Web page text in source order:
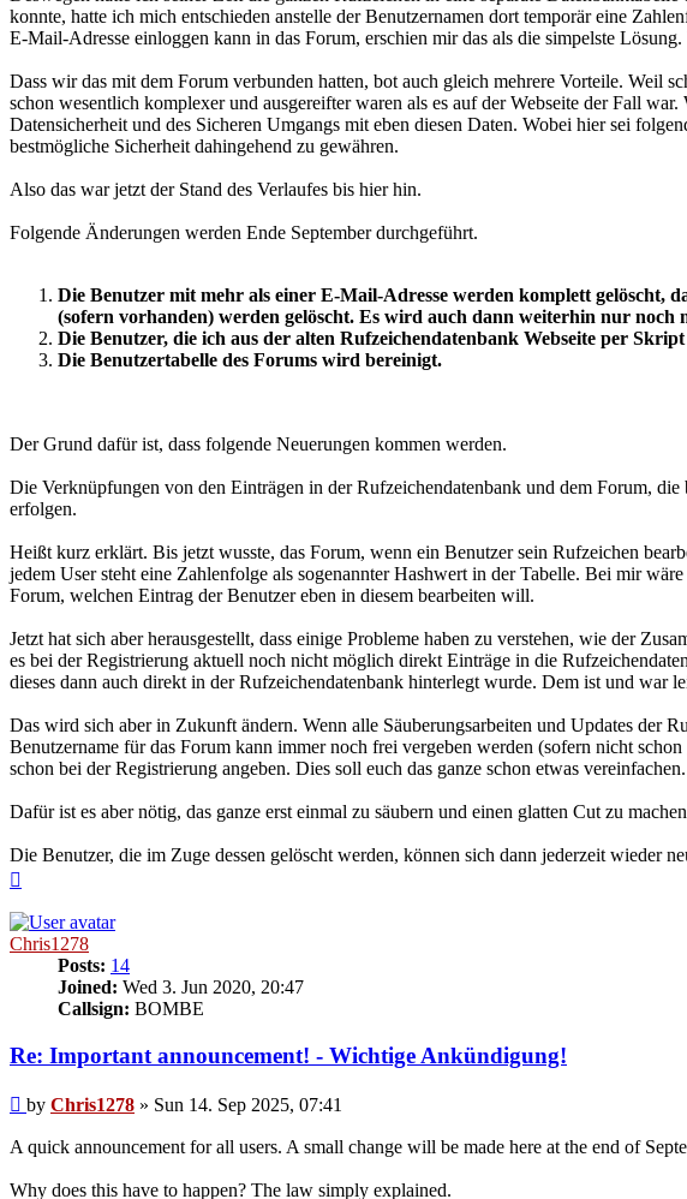
konnte, hatte ich mich entschieden anstelle der Benutzernamen dort temporär eine
E-Mail-Adresse einloggen kann in das Forum, erschien mir das als die simpelste
Dass wir das mit dem Forum verbunden hatten, bot auch gleich mehrere Vorteile. Weil
schon wesentlich komplexer und ausgereifter waren als es auf der Webseite der Fall
Datensicherheit und des Sicheren Umgangs mit eben diesen Daten. Wobei hier sei
bestmögliche Sicherheit dahingehend zu gewähren.
Also das war jetzt der Stand des Verlaufes bis hier hin.
Folgende Änderungen werden Ende September durchgeführt.
Die Benutzer mit mehr als einer E-Mail-Adresse werden komplett gelöscht,
(sofern vorhanden) werden gelöscht. Es wird auch dann weiterhin nur noch
Die Benutzer, die ich aus der alten Rufzeichendatenbank Webseite per
Die Benutzertabelle des Forums wird bereinigt.
Der Grund dafür ist, dass folgende Neuerungen kommen werden.
Die Verknüpfungen von den Einträgen in der Rufzeichendatenbank und dem Forum,
erfolgen.
Heißt kurz erklärt. Bis jetzt wusste, das Forum, wenn ein Benutzer sein Rufzeichen
jedem User steht eine Zahlenfolge als sogenannter Hashwert in der Tabelle. Bei mir
Forum, welchen Eintrag der Benutzer eben in diesem bearbeiten will.
Jetzt hat sich aber herausgestellt, dass einige Probleme haben zu verstehen, wie der
es bei der Registrierung aktuell noch nicht möglich direkt Einträge in die
dieses dann auch direkt in der Rufzeichendatenbank hinterlegt wurde. Dem ist und war
Das wird sich aber in Zukunft ändern. Wenn alle Säuberungsarbeiten und Updates der
Benutzername für das Forum kann immer noch frei vergeben werden (sofern nicht
schon bei der Registrierung angeben. Dies soll euch das ganze schon etwas
Dafür ist es aber nötig, das ganze erst einmal zu säubern und einen glatten Cut zu
Die Benutzer, die im Zuge dessen gelöscht werden, können sich dann jederzeit wieder
Chris1278
Posts: 14
Joined: Wed 3. Jun 2020, 20:47
Callsign: BOMBE
Re: Important announcement! - Wichtige Ankündigung!
Post
by Chris1278 » Sun 14. Sep 2025, 07:41
A quick announcement for all users. A small change will be made here at the end of
Why does this have to happen? The law simply explained.